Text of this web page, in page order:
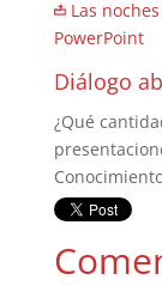
Las
PowerPoint
Diálogo
¿Qué